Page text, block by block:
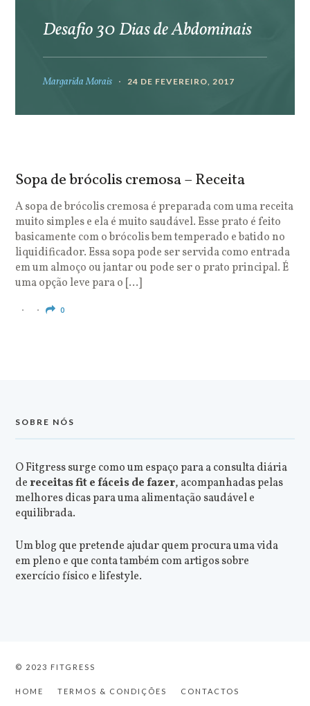
Desafio 30 Dias de Abdominais
Margarida Morais 24 DE FEVEREIRO, 2017
Sopa de brócolis cremosa – Receita
A sopa de brócolis cremosa é preparada com uma receita
muito simples e ela é muito saudável. Esse prato é feito
basicamente com o brócolis bem temperado e batido no
liquidificador. Essa sopa pode ser servida como entrada
em um almoço ou jantar ou pode ser o prato principal. É
uma opção leve para o […]
0
SOBRE NÓS
O Fitgress surge como um espaço para a consulta diária
dereceitas fit e fáceis de fazer, acompanhadas pelas
melhores dicas para uma alimentação saudável e
equilibrada.
Um blog que pretende ajudar quem procura uma vida
em pleno e que conta também com artigos sobre
exercício físico e lifestyle.
© 2023 FITGRESS
HOME TERMOS & CONDIÇÕES CONTACTOS